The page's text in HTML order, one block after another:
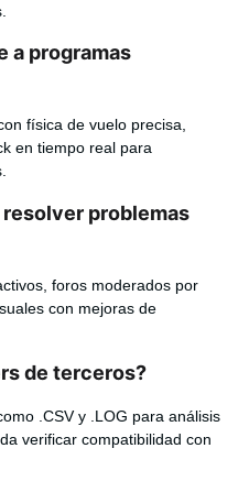
a programas
física de vuelo precisa,
en tiempo real para
problemas
foros moderados por
con mejoras de
de terceros?
.CSV y .LOG para análisis
verificar compatibilidad con